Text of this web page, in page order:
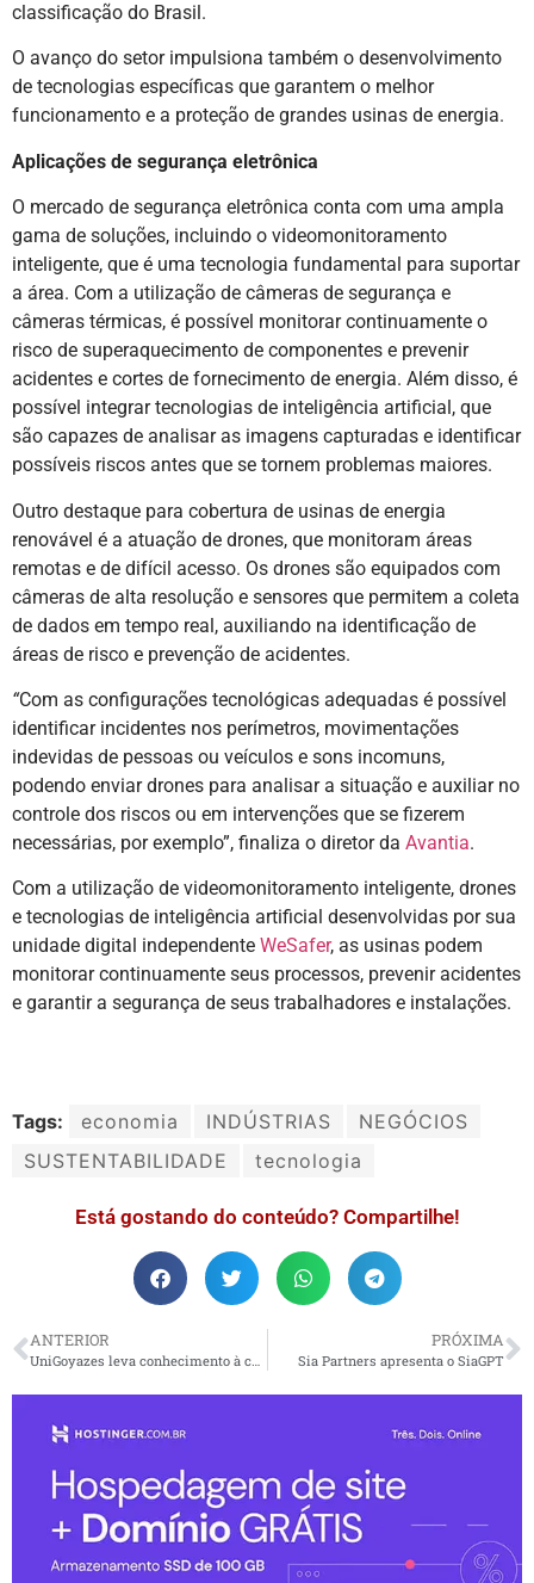
classificação do Brasil.
O avanço do setor impulsiona também o desenvolvimento
de tecnologias específicas que garantem o melhor
funcionamento e a proteção de grandes usinas de energia.
Aplicações de segurança eletrônica
O mercado de segurança eletrônica conta com uma ampla
gama de soluções, incluindo o videomonitoramento
inteligente, que é uma tecnologia fundamental para suportar
a área. Com a utilização de câmeras de segurança e
câmeras térmicas, é possível monitorar continuamente o
risco de superaquecimento de componentes e prevenir
acidentes e cortes de fornecimento de energia. Além disso, é
possível integrar tecnologias de inteligência artificial, que
são capazes de analisar as imagens capturadas e identificar
possíveis riscos antes que se tornem problemas maiores.
Outro destaque para cobertura de usinas de energia
renovável é a atuação de drones, que monitoram áreas
remotas e de difícil acesso. Os drones são equipados com
câmeras de alta resolução e sensores que permitem a coleta
de dados em tempo real, auxiliando na identificação de
áreas de risco e prevenção de acidentes.
“Com as configurações tecnológicas adequadas é possível
identificar incidentes nos perímetros, movimentações
indevidas de pessoas ou veículos e sons incomuns,
podendo enviar drones para analisar a situação e auxiliar no
controle dos riscos ou em intervenções que se fizerem
necessárias, por exemplo”, finaliza o diretor da Avantia.
Com a utilização de videomonitoramento inteligente, drones
e tecnologias de inteligência artificial desenvolvidas por sua
unidade digital independente WeSafer, as usinas podem
monitorar continuamente seus processos, prevenir acidentes
e garantir a segurança de seus trabalhadores e instalações.
Tags: economia INDÚSTRIAS
NEGÓCIOS
SUSTENTABILIDADE
tecnologia
Está gostando do conteúdo? Compartilhe!
ANTERIOR
UniGoyazes leva conhecimento à comunidades no Projeto RONDON
PRÓXIMA
Sia Partners apresenta o SiaGPT